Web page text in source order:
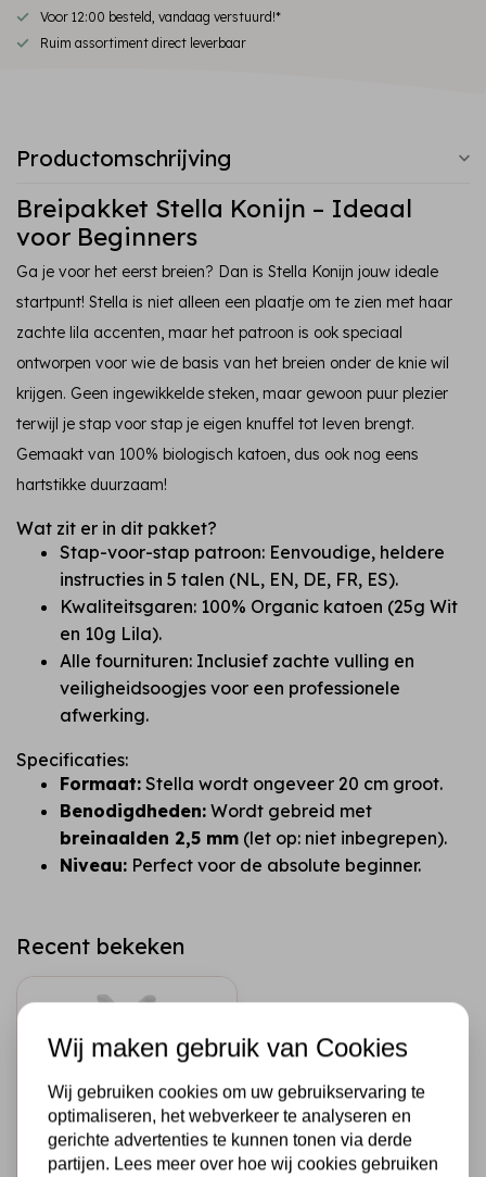
Voor 12:00 besteld, vandaag verstuurd!*
Ruim assortiment direct leverbaar
Productomschrijving
Breipakket Stella Konijn – Ideaal
voor Beginners
Ga je voor het eerst breien? Dan is Stella Konijn jouw ideale
startpunt! Stella is niet alleen een plaatje om te zien met haar
zachte lila accenten, maar het patroon is ook speciaal
ontworpen voor wie de basis van het breien onder de knie wil
krijgen. Geen ingewikkelde steken, maar gewoon puur plezier
terwijl je stap voor stap je eigen knuffel tot leven brengt.
Gemaakt van 100% biologisch katoen, dus ook nog eens
hartstikke duurzaam!
Wat zit er in dit pakket?
Stap-voor-stap patroon: Eenvoudige, heldere
instructies in 5 talen (NL, EN, DE, FR, ES).
Kwaliteitsgaren: 100% Organic katoen (25g Wit
en 10g Lila).
Alle fournituren: Inclusief zachte vulling en
veiligheidsoogjes voor een professionele
afwerking.
Specificaties:
Formaat: Stella wordt ongeveer 20 cm groot.
Benodigdheden: Wordt gebreid met
breinaalden 2,5 mm (let op: niet inbegrepen).
Niveau: Perfect voor de absolute beginner.
Recent bekeken
Wij maken gebruik van Cookies
Wij gebruiken cookies om uw gebruikservaring te
optimaliseren, het webverkeer te analyseren en
gerichte advertenties te kunnen tonen via derde
partijen. Lees meer over hoe wij cookies gebruiken